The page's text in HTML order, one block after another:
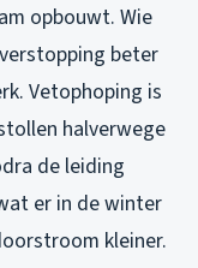
opbouwt. Wie
beter
Vetophoping is
halverwege
de leiding
er in de winter
kleiner.